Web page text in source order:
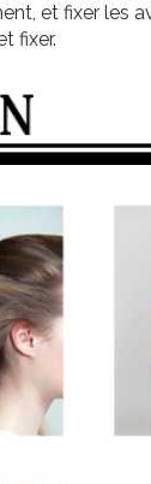
et fixer les
fixer.